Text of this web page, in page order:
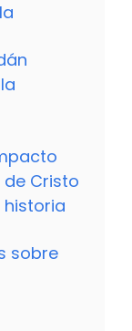
Cristo
historia
sobre